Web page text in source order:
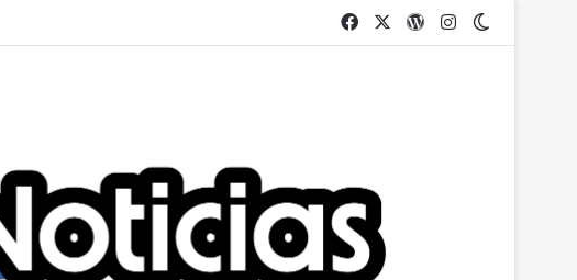
FacebookWordPress
Instagram